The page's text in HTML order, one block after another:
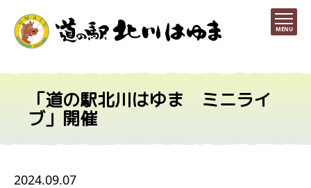
MENU
「道の駅北川はゆま ミニライ
ブ」開催
2024.09.07